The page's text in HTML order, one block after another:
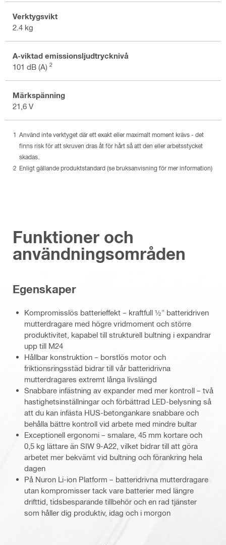
Verktygsvikt
2.4 kg
A-viktad emissionsljudtrycknivå
101 dB (A) 2
Märkspänning
21,6 V
Använd inte verktyget där ett exakt eller maximalt moment krävs - det
finns risk för att skruven dras åt för hårt så att den eller arbetsstycket
skadas.
Enligt gällande produktstandard (se bruksanvisning för mer information)
Funktioner och
användningsområden
Egenskaper
Kompromisslös batterieffekt – kraftfull ½" batteridriven
mutterdragare med högre vridmoment och större
produktivitet, kapabel till strukturell bultning i expandrar
upp till M24
Hållbar konstruktion – borstlös motor och
friktionsringsstäd bidrar till vår batteridrivna
mutterdragares extremt långa livslängd
Snabbare infästning av expander med mer kontroll – två
hastighetsinställningar och förbättrad LED-belysning så
att du kan infästa HUS-betongankare snabbare och
behålla bättre kontroll vid arbete med mindre bultar
Exceptionell ergonomi – smalare, 45 mm kortare och
0,5 kg lättare än SIW 9-A22, vilket bidrar till att göra
arbetet mer bekvämt vid bultning och förankring hela
dagen
På Nuron Li-ion Platform – batteridrivna mutterdragare
utan kompromisser tack vare batterier med längre
drifttid, tidsbesparande tillbehör och en rad tjänster
som håller dig produktiv, idag och i morgon